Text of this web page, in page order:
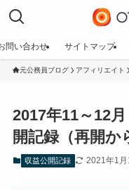
問い合わせ サイトマップ
元公務員ブログ アフィリエイト
2017年11～12
開記録（再開か
収益公開記録 2021年1月